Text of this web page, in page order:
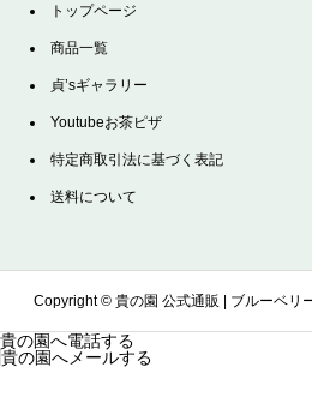
トップページ
商品一覧
貞’sギャラリー
Youtubeお茶ピザ
特定商取引法に基づく表記
送料について
Copyright © 貴の園 公式通販 | ブルーベリ
貴の園へ電話する
貴の園へメールする